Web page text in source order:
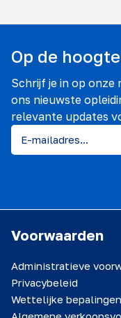
Op de
Schrijf je in op onze
ons nieuwste
relevante updates
Voorwaarden
Administratieve
Privacybeleid
Wettelijke